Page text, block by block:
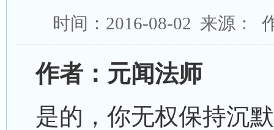
时间：2016-08-02 来源：
作者：元闻法师
是的，你无权保持沉